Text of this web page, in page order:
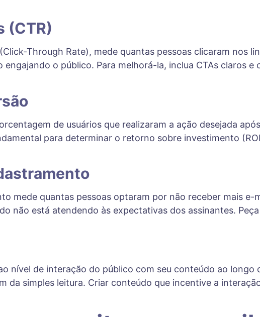
(CTR)
Through Rate), mede quantas pessoas clicaram nos
engajando o público. Para melhorá-la, inclua CTAs claros
de usuários que realizaram a ação desejada
para determinar o retorno sobre investimento
mede quantas pessoas optaram por não receber mais
não está atendendo às expectativas dos assinantes.
nível de interação do público com seu conteúdo ao
da simples leitura. Criar conteúdo que incentive a